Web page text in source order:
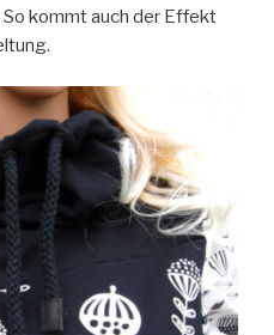
kommt auch der Effekt